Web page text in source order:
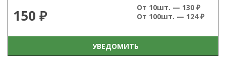
150 ₽
От 10шт. — 130 ₽
От 100шт. — 124 ₽
УВЕДОМИТЬ